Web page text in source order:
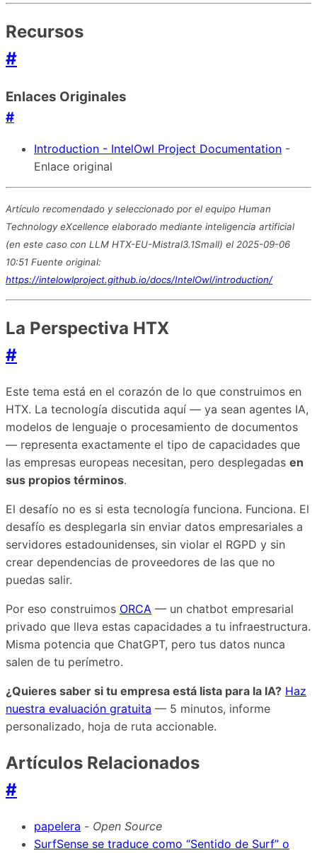
Recursos
#
Enlaces Originales
#
Introduction - IntelOwl Project Documentation -
Enlace original
Artículo recomendado y seleccionado por el equipo Human
Technology eXcellence elaborado mediante inteligencia artificial
(en este caso con LLM HTX-EU-Mistral3.1Small) el 2025-09-06
10:51 Fuente original:
https://intelowlproject.github.io/docs/IntelOwl/introduction/
La Perspectiva HTX
#
Este tema está en el corazón de lo que construimos en
HTX. La tecnología discutida aquí — ya sean agentes IA,
modelos de lenguaje o procesamiento de documentos
— representa exactamente el tipo de capacidades que
las empresas europeas necesitan, pero desplegadas en
sus propios términos.
El desafío no es si esta tecnología funciona. Funciona. El
desafío es desplegarla sin enviar datos empresariales a
servidores estadounidenses, sin violar el RGPD y sin
crear dependencias de proveedores de las que no
puedas salir.
Por eso construimos ORCA — un chatbot empresarial
privado que lleva estas capacidades a tu infraestructura.
Misma potencia que ChatGPT, pero tus datos nunca
salen de tu perímetro.
¿Quieres saber si tu empresa está lista para la IA? Haz
nuestra evaluación gratuita — 5 minutos, informe
personalizado, hoja de ruta accionable.
Artículos Relacionados
#
papelera - Open Source
SurfSense se traduce como “Sentido de Surf” o